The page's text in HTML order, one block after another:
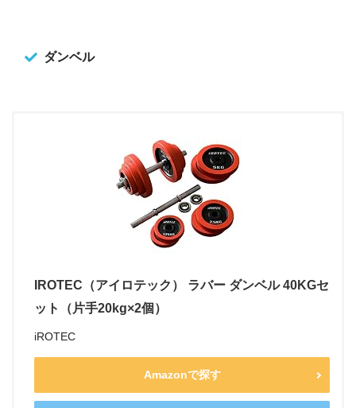
ダンベル
IROTEC（アイロテック） ラバー ダンベル 40KGセ
ット（片手20kg×2個）
iROTEC
Amazonで探す